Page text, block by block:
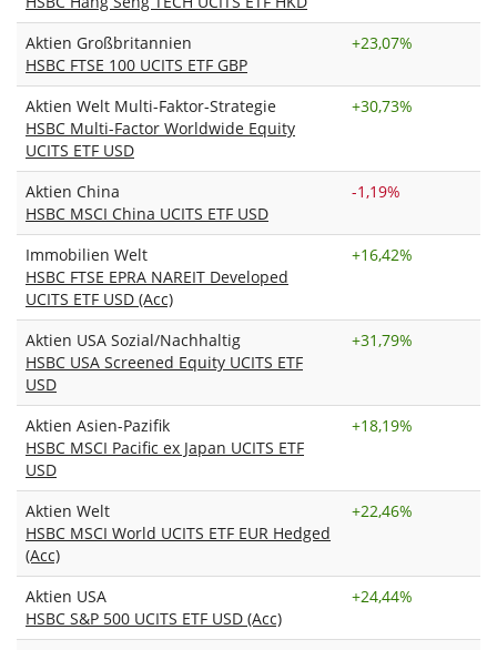
Aktien Großbritannien
HSBC FTSE 100 UCITS ETF GBP
+23,07%
Aktien Welt Multi-Faktor-Strategie
HSBC Multi-Factor Worldwide Equity
UCITS ETF USD
+30,73%
Aktien China
HSBC MSCI China UCITS ETF USD
-1,19%
Immobilien Welt
HSBC FTSE EPRA NAREIT Developed
UCITS ETF USD (Acc)
+16,42%
Aktien USA Sozial/Nachhaltig
HSBC USA Screened Equity UCITS ETF
USD
+31,79%
Aktien Asien-Pazifik
HSBC MSCI Pacific ex Japan UCITS ETF
USD
+18,19%
Aktien Welt
HSBC MSCI World UCITS ETF EUR Hedged
(Acc)
+22,46%
Aktien USA
HSBC S&P 500 UCITS ETF USD (Acc)
+24,44%